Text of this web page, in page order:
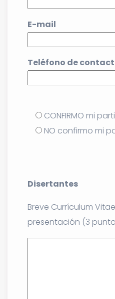
E-mail
Teléfono de
CONFIRMO mi
NO confirmo mi
Disertantes
Breve Currículum
presentación (3